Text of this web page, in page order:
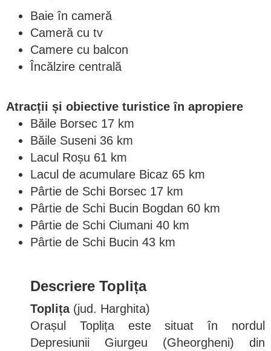
Baie în cameră
Cameră cu tv
Camere cu balcon
Încălzire centrală
Atracții și obiective turistice în apropiere
Băile Borsec 17 km
Băile Suseni 36 km
Lacul Roșu 61 km
Lacul de acumulare Bicaz 65 km
Pârtie de Schi Borsec 17 km
Pârtie de Schi Bucin Bogdan 60 km
Pârtie de Schi Ciumani 40 km
Pârtie de Schi Bucin 43 km
Descriere Toplița
Toplița (jud. Harghita)
Orașul Toplița este situat în nordul
Depresiunii Giurgeu (Gheorgheni) din